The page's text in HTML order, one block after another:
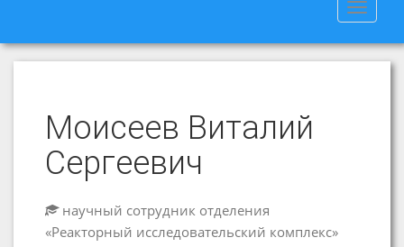
Toggle
Моисеев Виталий
Сергеевич
научный сотрудник отделения
«Реакторный исследовательский комплекс»